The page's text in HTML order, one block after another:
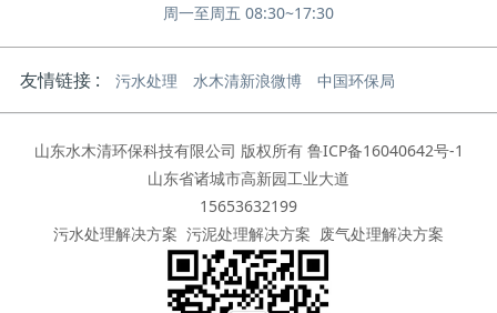
周一至周五 08:30~17:30
友情链接 : 污水处理 水木清新浪微博 中国环保局
山东水木清环保科技有限公司 版权所有 鲁ICP备16040642号-1
山东省诸城市高新园工业大道
15653632199
污水处理解决方案 污泥处理解决方案 废气处理解决方案